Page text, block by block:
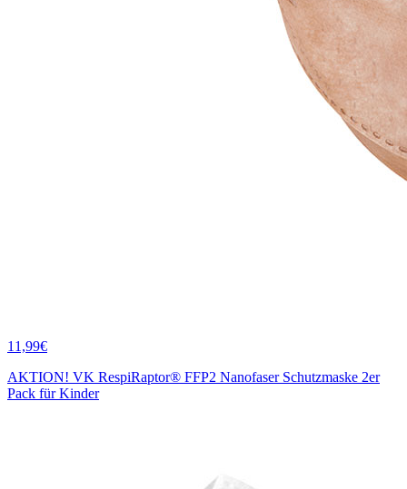
11,99€
AKTION! VK RespiRaptor® FFP2 Nanofaser Schutzmaske 2er
Pack für Kinder